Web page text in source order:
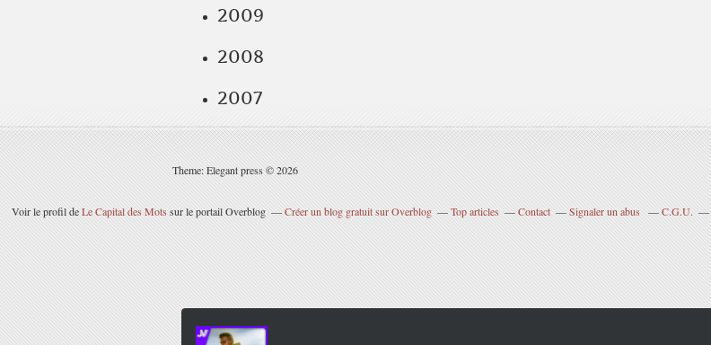
2009
2008
2007
Theme: Elegant press © 2026
Voir le profil deLe Capital des Mots sur le portail Overblog Créer un blog gratuit sur Overblog Top articles Contact Signaler un abus C.G.U.